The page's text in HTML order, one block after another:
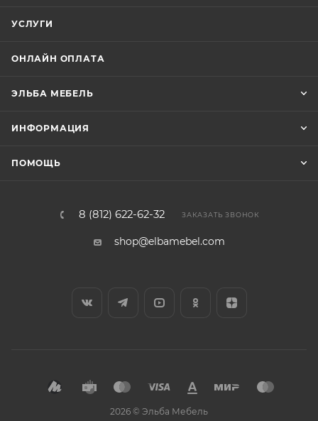
УСЛУГИ
ОНЛАЙН ОПЛАТА
ЭЛЬБА МЕБЕЛЬ
ИНФОРМАЦИЯ
ПОМОЩЬ
8 (812) 622-62-32 ЗАКАЗАТЬ ЗВОНОК
shop@elbamebel.com
2026 © Эльба Мебель